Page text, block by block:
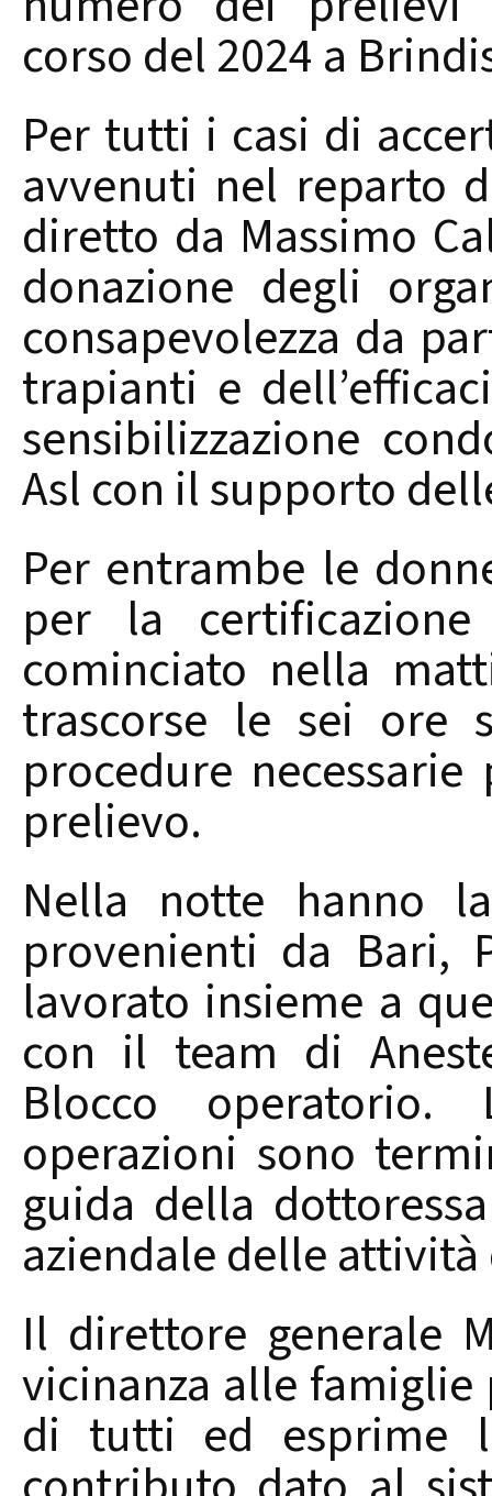
corso del 2024 a
Per tutti i casi di
avvenuti nel reparto
diretto da Massimo
donazione degli
consapevolezza da
trapianti e
sensibilizzazione
Asl con il supporto
Per entrambe le
per la
cominciato nella
trascorse le sei ore
procedure
prelievo.
Nella notte hanno
provenienti da Bari,
lavorato insieme a
con il team di
Blocco
operazioni sono
guida della
aziendale delle
Il direttore generale
vicinanza alle
di tutti ed esprime